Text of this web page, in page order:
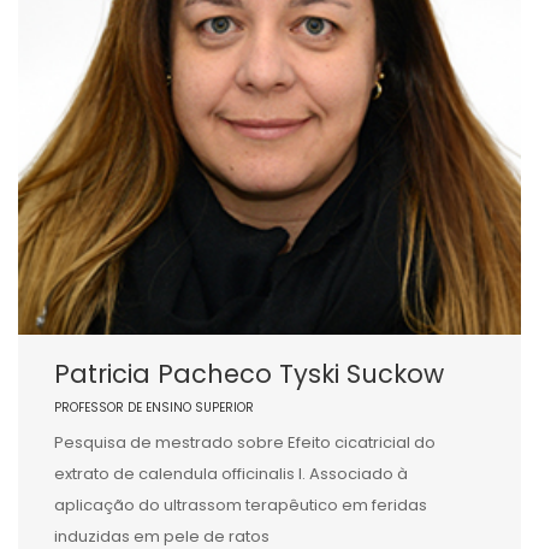
Patricia Pacheco Tyski Suckow
PROFESSOR DE ENSINO SUPERIOR
Pesquisa de mestrado sobre Efeito cicatricial do
extrato de calendula officinalis l. Associado à
aplicação do ultrassom terapêutico em feridas
induzidas em pele de ratos